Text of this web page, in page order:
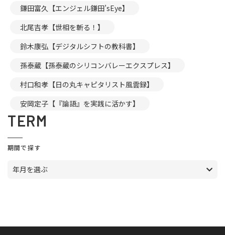
鎌田富久【エンジェル鎌田’sEye】
北尾吉孝【世相を斬る！】
鈴木康弘【デジタルシフトの教科書】
孫泰蔵【孫泰蔵のシリコンバレーエクスプレス】
村口和孝【日の丸キャピタリスト風雲録】
安岡定子【『論語』を実践に活かす】
TERM
期間で探す
年月を選ぶ